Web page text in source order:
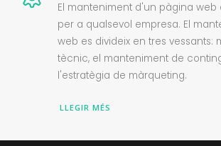
El manteniment d'un pàgina web
per a qualsevol empresa. El
web es divideix en tres vessants:
tècnic, el manteniment de
l'estratègia de màrqueting.
LLEGIR MÉS